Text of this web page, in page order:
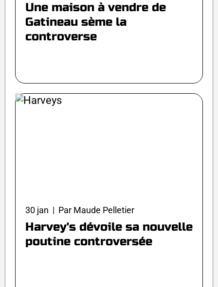
Une maison à vendre de
Gatineau sème la
controverse
30 jan | Par Maude Pelletier
Harvey's dévoile sa nouvelle
poutine controversée